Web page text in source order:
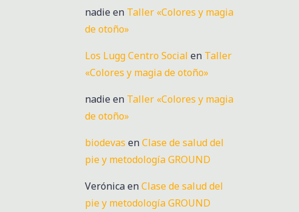
nadie en Taller «Colores y magia
de otoño»
Los Lugg Centro Social en Taller
«Colores y magia de otoño»
nadie en Taller «Colores y magia
de otoño»
biodevas enClase de salud del
pie y metodología GROUND
VerónicaenClase de salud del
pie y metodología GROUND